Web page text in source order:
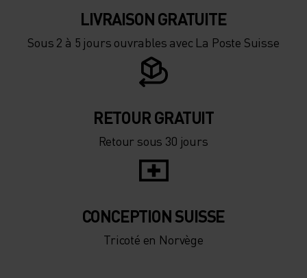
LIVRAISON GRATUITE
Sous 2 à 5 jours ouvrables avec La Poste Suisse
RETOUR GRATUIT
Retour sous 30 jours
CONCEPTION SUISSE
Tricoté en Norvège